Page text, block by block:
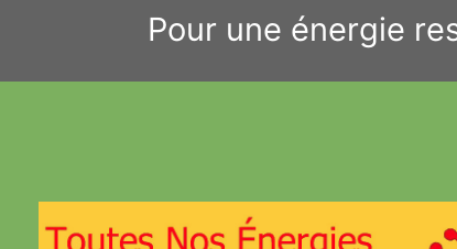
Pour une énergie